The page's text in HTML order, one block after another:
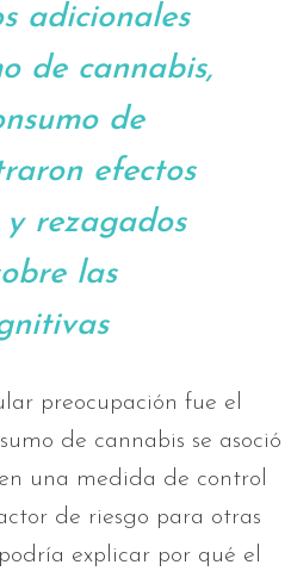
adicionales
de cannabis,
de
efectos
y rezagados
las
preocupación fue el
de cannabis se asoció
una medida de control
de riesgo para otras
explicar por qué el